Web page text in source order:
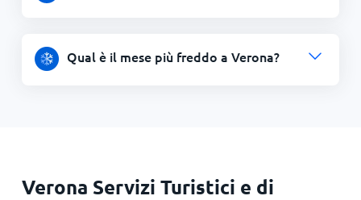
Qual è il mese più freddo a Verona?
Verona Servizi Turistici e di